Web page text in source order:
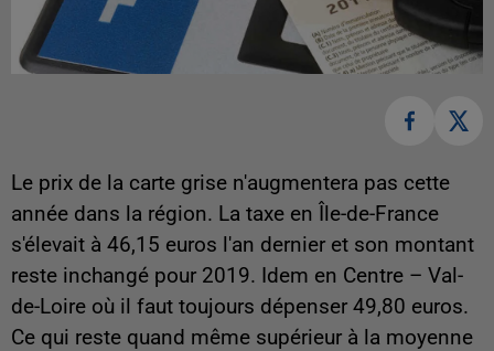
Le prix de la carte grise n'augmentera pas cette
année dans la région. La taxe en Île-de-France
s'élevait à 46,15 euros l'an dernier et son montant
reste inchangé pour 2019. Idem en Centre – Val-
de-Loire où il faut toujours dépenser 49,80 euros.
Ce qui reste quand même supérieur à la moyenne